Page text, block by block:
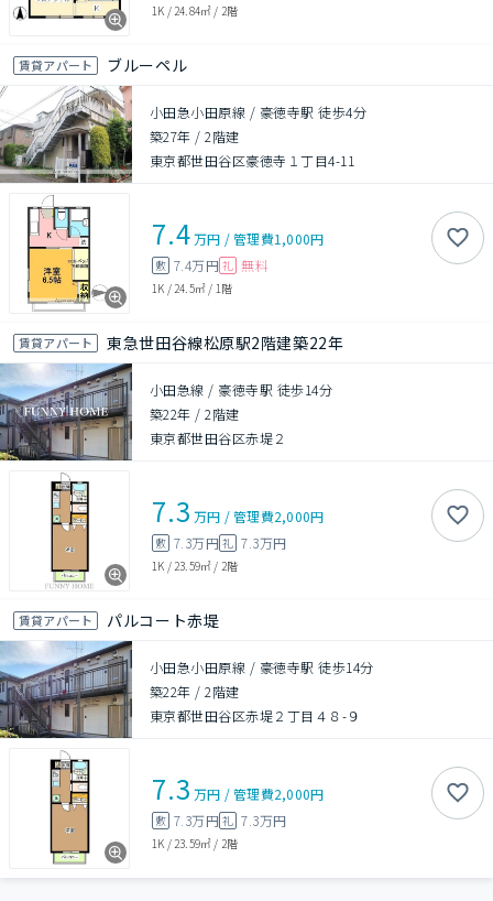
1K / 24.84㎡ / 2階
賃貸アパート ブルーペル
小田急小田原線 / 豪徳寺駅 徒歩4分
築27年 /2階建
東京都世田谷区豪徳寺１丁目4-11
7.4万円 /管理費1,000円
敷 7.4万円 礼 無料
1K / 24.5㎡ / 1階
賃貸アパート 東急世田谷線松原駅2階建築22年
小田急線 / 豪徳寺駅 徒歩14分
築22年 /2階建
東京都世田谷区赤堤２
7.3 万円 /管理費2,000円
敷 7.3万円礼 7.3万円
1K / 23.59㎡ / 2階
賃貸アパート パルコート赤堤
小田急小田原線 / 豪徳寺駅 徒歩14分
築22年 /2階建
東京都世田谷区赤堤２丁目４８-９
7.3 万円 /管理費2,000円
敷 7.3万円礼 7.3万円
1K / 23.59㎡ / 2階